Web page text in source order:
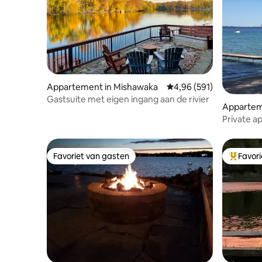
Appartement in Mishawaka Gemiddelde
4,96 (591)
Gastsuite met eigen ingang aan de rivier
ty
Private
Favoriet van gasten
Favoriet van gasten